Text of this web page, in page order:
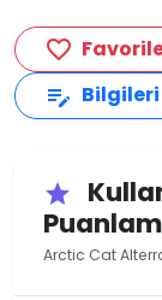
favorite_border
edit_note Bilgileri
star
Arctic Cat